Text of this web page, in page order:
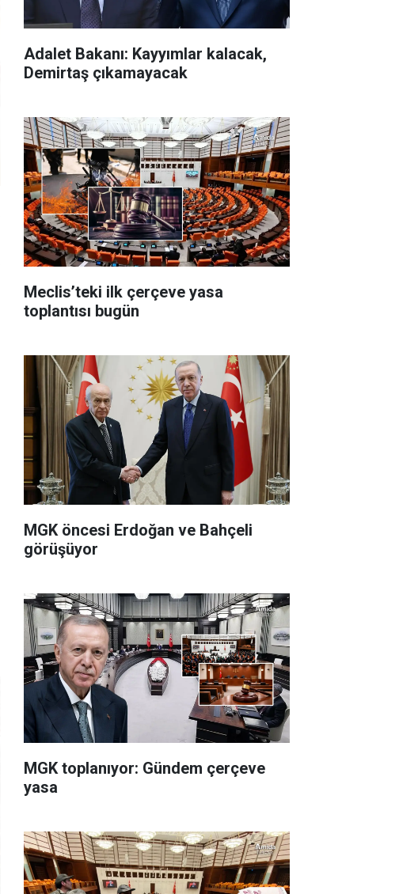
Adalet Bakanı: Kayyımlar kalacak,
Demirtaş çıkamayacak
Meclis’teki ilk çerçeve yasa
toplantısı bugün
MGK öncesi Erdoğan ve Bahçeli
görüşüyor
MGK toplanıyor: Gündem çerçeve
yasa